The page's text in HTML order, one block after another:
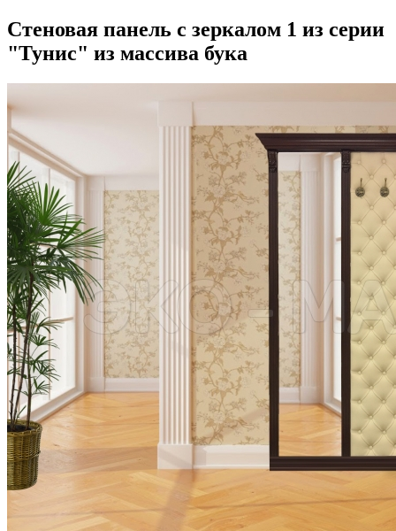
Стеновая панель с зеркалом 1 из серии
"Тунис" из массива бука